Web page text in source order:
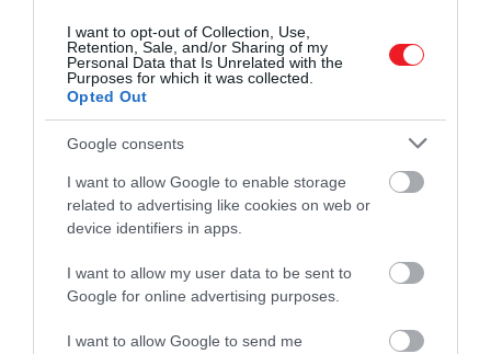
I want to opt-out of Collection, Use,
Retention, Sale, and/or Sharing of my
Personal Data that Is Unrelated with the
Purposes for which it was collected.
Opted Out
Google consents
I want to allow Google to enable storage
related to advertising like cookies on web or
device identifiers in apps.
I want to allow my user data to be sent to
Google for online advertising purposes.
I want to allow Google to send me
2026. MÁJUS 6. ● OLÁH-BEBESI BORBÁLA